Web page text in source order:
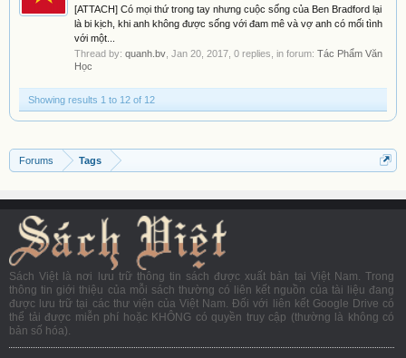
[ATTACH] Có mọi thứ trong tay nhưng cuộc sống của Ben Bradford lại
là bi kịch, khi anh không được sống với đam mê và vợ anh có mối tình
với một...
Thread by: quanh.bv Jan 20, 2017 , 0 replies, in forum: Tác Phẩm Văn
Học
Showing results 1 to 12 of 12
Forums Tags
Sách Việt là nơi lưu trữ thông tin sách được xuất bản tại Việt Nam. Trong
thông tin giới thiệu của mỗi sách thường có liên kết nguồn của tài liệu đang
được lưu trữ tại các thư viện của Việt Nam. Đối với liên kết Google Drive có
thể tải được miễn phí hoặc KHÔNG có quyền truy cập (thường là không có
bản số hóa).